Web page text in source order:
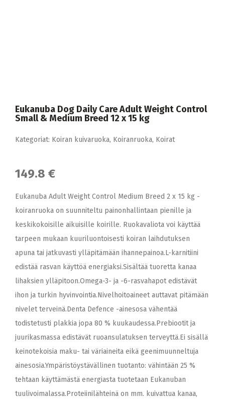
Eukanuba Dog Daily Care Adult Weight Control
Small & Medium Breed 12 x 15 kg
Kategoriat: Koiran kuivaruoka, Koiranruoka, Koirat
149.8 €
Eukanuba Adult Weight Control Medium Breed 2 x 15 kg -
koiranruoka on suunniteltu painonhallintaan pienille ja
keskikokoisille aikuisille koirille. Ruokavaliota voi käyttää
tarpeen mukaan kuuriluontoisesti koiran laihdutuksen
apuna tai jatkuvasti ylläpitämään ihannepainoa.L-karnitiini
edistää rasvan käyttöä energiaksi.Sisältää tuoretta kanaa
lihaksien ylläpitoon.Omega-3- ja -6-rasvahapot edistävät
ihon ja turkin hyvinvointia.Nivelhoitoaineet auttavat pitämään
nivelet terveinä.Denta Defence -ainesosa vähentää
todistetusti plakkia jopa 80 % kuukaudessa.Prebiootit ja
juurikasmassa edistävät ruoansulatuksen terveyttä.Ei sisällä
keinotekoisia maku- tai väriaineita eikä geenimuunneltuja
ainesosia.Ympäristöystävällinen tuotanto: vähintään 25 %
tehtaan käyttämästä energiasta tuotetaan Eukanuban
tuulivoimalassa.Proteiinilähteinä on mm. kuivattua kanaa,